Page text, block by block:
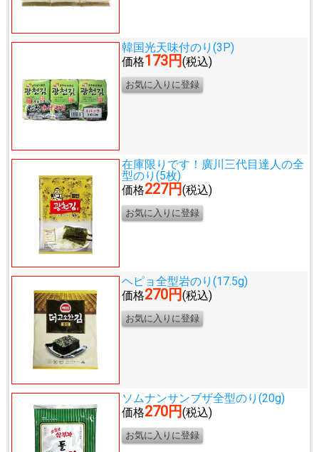
韓国光天味付のり(3P)
価格173円(税込)
在庫限りです！ 廣川三代目達人の全
型のり(5枚)
価格227円(税込)
ヘピョ全型岩のり(17.5g)
価格270円(税込)
ソムナンサンブザ全型のり(20g)
価格270円(税込)